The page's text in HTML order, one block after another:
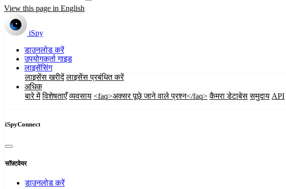
View this page in English
iSpy
डाउनलोड करें
उपयोगकर्ता गाइड
लाइसेंसिंग
लाइसेंस खरीदें लाइसेंस प्रबंधित करें
अधिक
बारे में विशेषताएँ व्यवसाय <faq>अक्सर पूछे जाने वाले प्रश्न</faq> कैमरा डेटाबेस समुदाय API
iSpyConnect
सॉफ़्टवेयर
डाउनलोड करें